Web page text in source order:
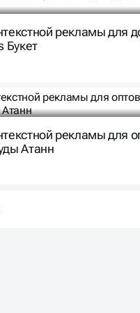
рекламы для
Букет
рекламы для
Атанн